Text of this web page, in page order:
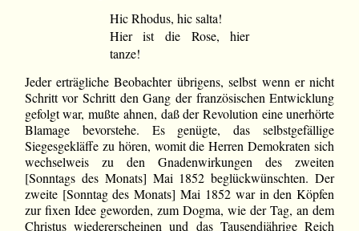
Hic Rhodus, hic salta!
Hier ist die Rose, hier
tanze!
Jeder erträgliche Beobachter übrigens, selbst wenn er nicht
Schritt vor Schritt den Gang der französischen Entwicklung
gefolgt war, mußte ahnen, daß der Revolution eine unerhörte
Blamage bevorstehe. Es genügte, das selbstgefällige
Siegesgekläffe zu hören, womit die Herren Demokraten sich
wechselweis zu den Gnadenwirkungen des zweiten
[Sonntags des Monats] Mai 1852 beglückwünschten. Der
zweite [Sonntag des Monats] Mai 1852 war in den Köpfen
zur fixen Idee geworden, zum Dogma, wie der Tag, an dem
Christus wiedererscheinen und das Tausendjährige Reich